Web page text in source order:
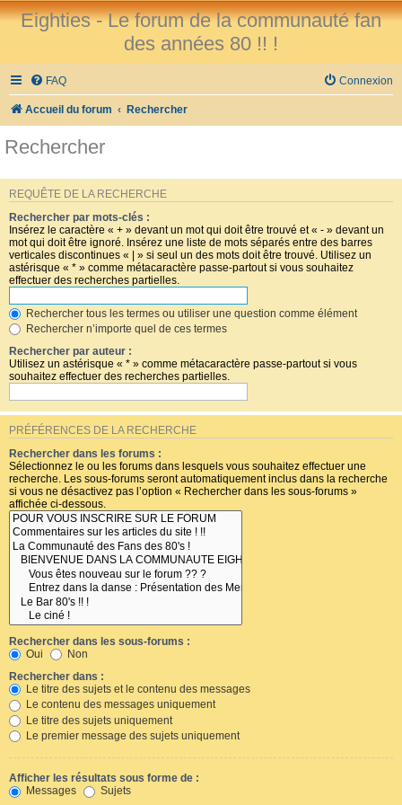
Eighties - Le forum de la communauté fan
des années 80 !! !
FAQ Connexion
Accueil du forum Rechercher
Rechercher
REQUÊTE DE LA RECHERCHE
Rechercher par mots-clés :
Insérez le caractère « + » devant un mot qui doit être trouvé et « - » devant un
mot qui doit être ignoré. Insérez une liste de mots séparés entre des barres
verticales discontinues « | » si seul un des mots doit être trouvé. Utilisez un
astérisque « * » comme métacaractère passe-partout si vous souhaitez
effectuer des recherches partielles.
Rechercher tous les termes ou utiliser une question comme élément
Rechercher n’importe quel de ces termes
Rechercher par auteur :
Utilisez un astérisque « * » comme métacaractère passe-partout si vous
souhaitez effectuer des recherches partielles.
PRÉFÉRENCES DE LA RECHERCHE
Rechercher dans les forums :
Sélectionnez le ou les forums dans lesquels vous souhaitez effectuer une
recherche. Les sous-forums seront automatiquement inclus dans la recherche
si vous ne désactivez pas l’option « Rechercher dans les sous-forums »
affichée ci-dessous.
Rechercher dans les sous-forums :
Oui
Non
Rechercher dans :
Le titre des sujets et le contenu des messages
Le contenu des messages uniquement
Le titre des sujets uniquement
Le premier message des sujets uniquement
Afficher les résultats sous forme de :
Messages
Sujets